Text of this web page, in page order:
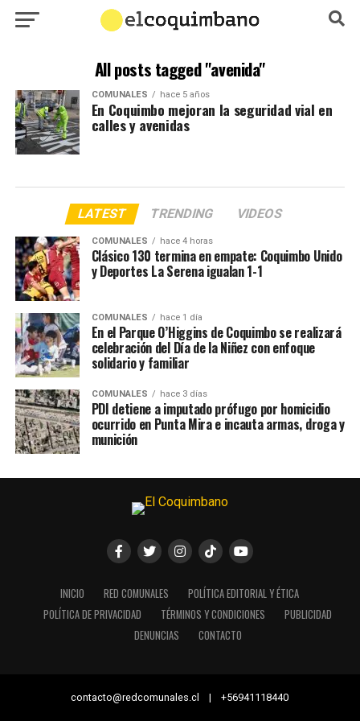
All posts tagged "avenida"
COMUNALES hace 5 años
En Coquimbo mejoran la seguridad vial en
calles y avenidas
LATEST TRENDING VIDEOS
COMUNALES hace 4 horas
Clásico 130 termina en empate: Coquimbo Unido
y Deportes La Serena igualan 1-1
COMUNALES hace 1 día
En el Parque O’Higgins de Coquimbo se realizará
celebración del Día de la Niñez con enfoque
solidario y familiar
COMUNALES hace 3 días
PDI detiene a imputado prófugo por homicidio
ocurrido en Punta Mira e incauta armas, droga y
munición
INICIO RED COMUNALES
POLÍTICA EDITORIAL Y ÉTICA
POLÍTICA DE PRIVACIDAD
TÉRMINOS Y CONDICIONES
PUBLICIDAD
DENUNCIAS
CONTACTO
contacto@redcomunales.cl | +56941118440